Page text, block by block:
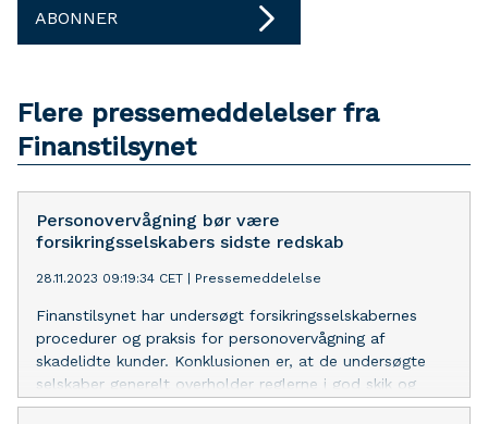
ABONNER
Flere pressemeddelelser fra
Finanstilsynet
Personovervågning bør være
forsikringsselskabers sidste redskab
28.11.2023 09:19:34 CET Pressemeddelelse
Finanstilsynet har undersøgt forsikringsselskabernes
procedurer og praksis for personovervågning af
skadelidte kunder. Konklusionen er, at de undersøgte
selskaber generelt overholder reglerne i god skik og
undersøgelsesbekendtgørelsen.